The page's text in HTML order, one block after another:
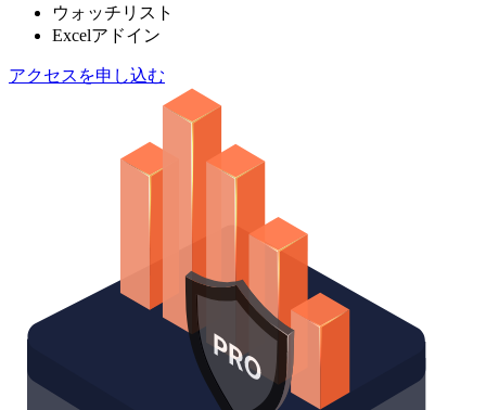
ウォッチリスト
Excelアドイン
アクセスを申し込む